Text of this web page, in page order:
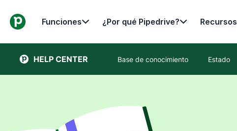
Funciones ¿Por qué Pipedrive? Recursos
HELP CENTER Base de conocimiento Estado